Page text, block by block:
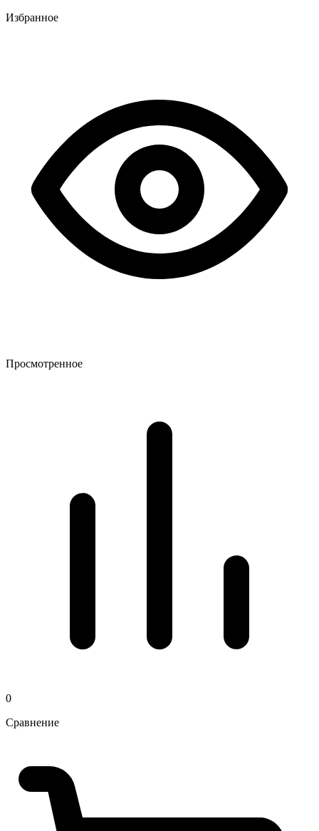
Избранное
Просмотренное
0
Сравнение